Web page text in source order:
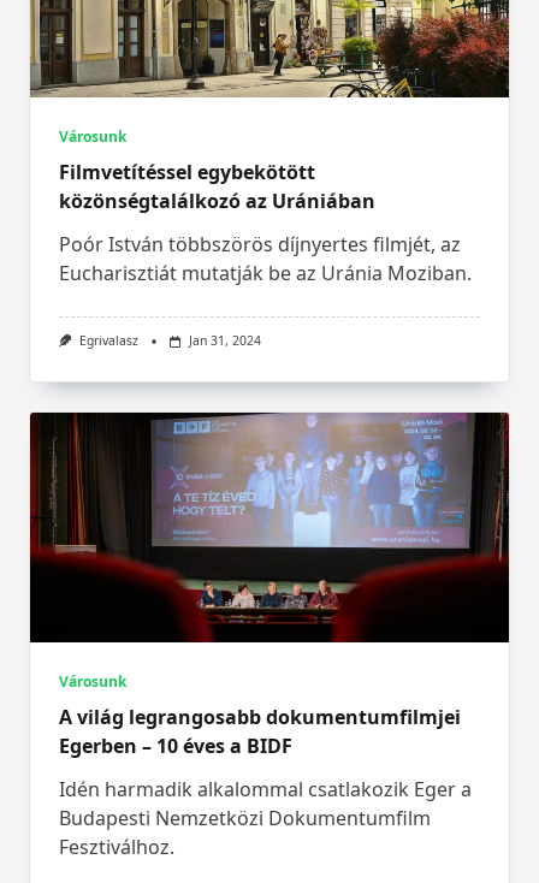
Városunk
Filmvetítéssel egybekötött
közönségtalálkozó az Urániában
Poór István többszörös díjnyertes filmjét, az
Eucharisztiát mutatják be az Uránia Moziban.
Egrivalasz Jan 31, 2024
Városunk
A világ legrangosabb dokumentumfilmjei
Egerben – 10 éves a BIDF
Idén harmadik alkalommal csatlakozik Eger a
Budapesti Nemzetközi Dokumentumfilm
Fesztiválhoz.